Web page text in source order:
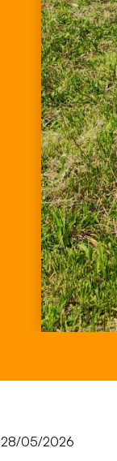
28/05/2026